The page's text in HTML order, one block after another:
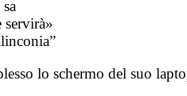
servirà»
lo schermo del suo